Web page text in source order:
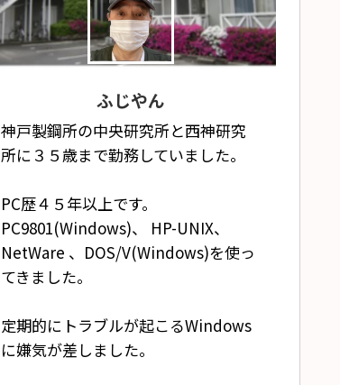
ふじやん
神戸製鋼所の中央研究所と西神研究
所に３５歳まで勤務していました。
PC歴４５年以上です。
PC9801(Windows)、 HP-UNIX、
NetWare 、DOS/V(Windows)を使っ
てきました。
定期的にトラブルが起こるWindows
に嫌気が差しました。